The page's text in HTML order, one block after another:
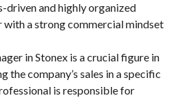
driven and highly organized
with a strong commercial mindset
in Stonex is a crucial figure in
the company’s sales in a specific
is responsible for